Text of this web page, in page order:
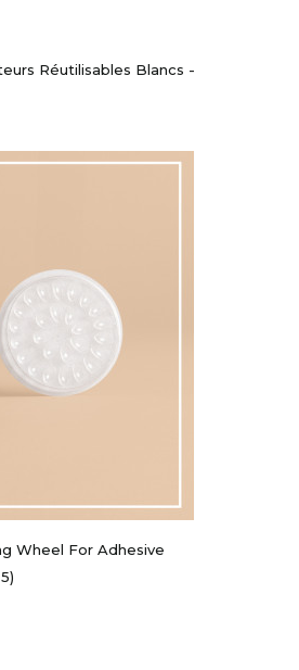
Réutilisables Blancs -
Wheel For Adhesive